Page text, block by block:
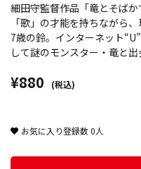
細田守監督作品「竜とそば
「歌」の才能を持ちながら
7歳の鈴。インターネット
して謎のモンスター・竜と
¥880 (税込)
お気に入り登録数0人